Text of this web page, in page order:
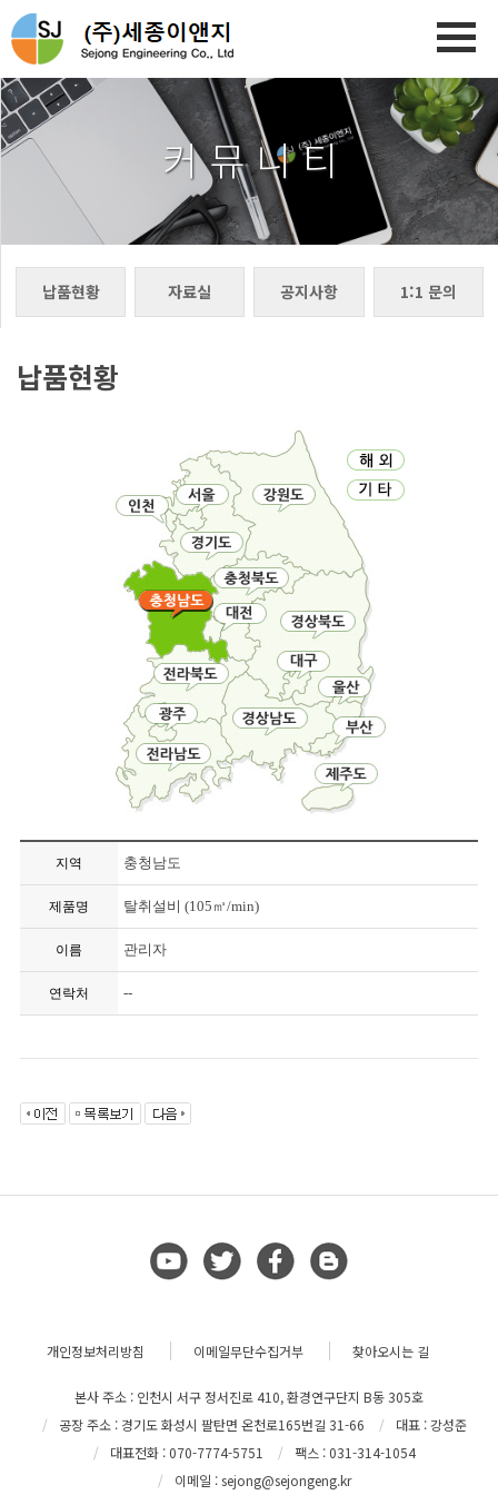
커 뮤 니 티
납품현황 자료실 공지사항 1:1 문의
납품현황
지역 충청남도
제품명 탈취설비 (105㎥/min)
이름 관리자
연락처 --
개인정보처리방침 이메일무단수집거부 찾아오시는 길
본사 주소 : 인천시 서구 정서진로 410, 환경연구단지 B동 305호
공장 주소 : 경기도 화성시 팔탄면 온천로165번길 31-66
대표 : 강성준
대표전화 : 070-7774-5751
팩스 : 031-314-1054
이메일 : sejong@sejongeng.kr